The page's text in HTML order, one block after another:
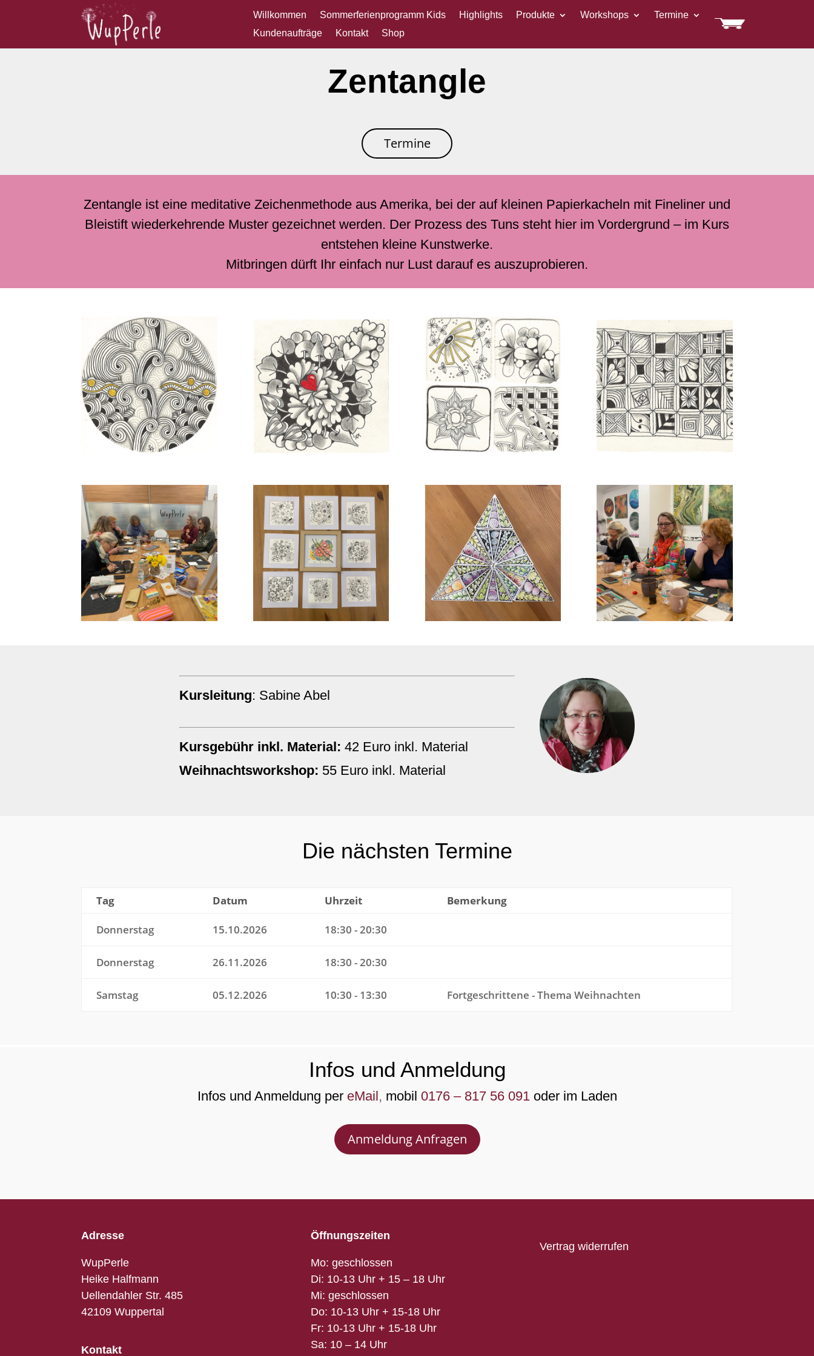
Willkommen Sommerferienprogramm Kids Highlights Produkte Workshops
Termine
Kundenaufträge
Kontakt Shop
Zentangle
Termine
Zentangle ist eine meditative Zeichenmethode aus Amerika, bei der auf kleinen Papierkacheln mit Fineliner und
Bleistift wiederkehrende Muster gezeichnet werden. Der Prozess des Tuns steht hier im Vordergrund – im Kurs
entstehen kleine Kunstwerke.
Mitbringen dürft Ihr einfach nur Lust darauf es auszuprobieren.
Kursleitung: Sabine Abel
Kursgebühr inkl. Material: 42 Euro inkl. Material
Weihnachtsworkshop: 55 Euro inkl. Material
Die nächsten Termine
Tag Datum Uhrzeit Bemerkung
Donnerstag 15.10.2026 18:30 - 20:30
Donnerstag 26.11.2026 18:30 - 20:30
Samstag 05.12.2026 10:30 - 13:30 Fortgeschrittene - Thema Weihnachten
Infos und Anmeldung
Infos und Anmeldung per eMail , mobil 0176 – 817 56 091 oder im Laden
Anmeldung Anfragen
Adresse
WupPerle
Heike Halfmann
Uellendahler Str. 485
42109 Wuppertal
Kontakt
Öffnungszeiten
Mo: geschlossen
Di: 10-13 Uhr + 15 – 18 Uhr
Mi: geschlossen
Do: 10-13 Uhr + 15-18 Uhr
Fr: 10-13 Uhr + 15-18 Uhr
Sa: 10 – 14 Uhr
Vertrag widerrufen